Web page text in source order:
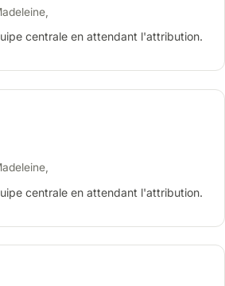
centrale en attendant l'attribution.
centrale en attendant l'attribution.